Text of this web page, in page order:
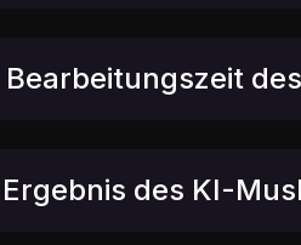
Bearbeitungszeit
des KI-